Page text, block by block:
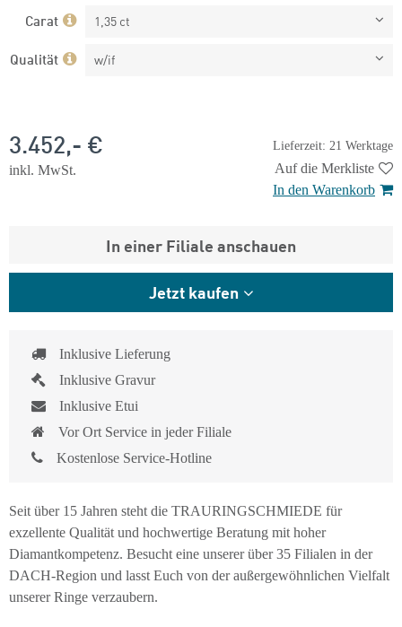
Carat 1,35 ct
Qualität w/if
Lieferzeit: 21 Werktage
3.452,- €
inkl. MwSt.
Auf die Merkliste
In den Warenkorb
In einer Filiale anschauen
Jetzt kaufen
Inklusive Lieferung
Inklusive Gravur
Inklusive Etui
Vor Ort Service in jeder Filiale
Kostenlose Service-Hotline
Seit über 15 Jahren steht die TRAURINGSCHMIEDE für
exzellente Qualität und hochwertige Beratung mit hoher
Diamantkompetenz. Besucht eine unserer über 35 Filialen in der
DACH-Region und lasst Euch von der außergewöhnlichen Vielfalt
unserer Ringe verzaubern.